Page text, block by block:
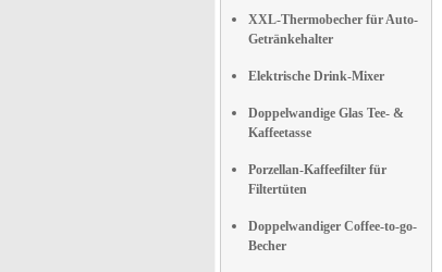
XXL-Thermobecher für Auto-
Getränkehalter
Elektrische Drink-Mixer
Doppelwandige Glas Tee- &
Kaffeetasse
Porzellan-Kaffeefilter für
Filtertüten
Doppelwandiger Coffee-to-go-
Becher